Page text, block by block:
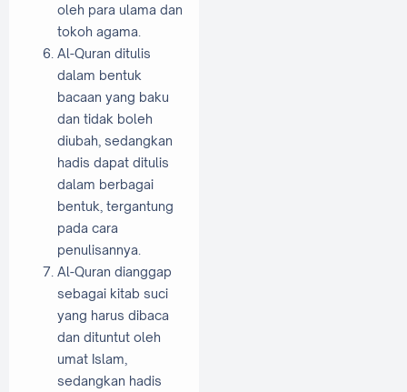
oleh para ulama dan
tokoh agama.
Al-Quran ditulis
dalam bentuk
bacaan yang baku
dan tidak boleh
diubah, sedangkan
hadis dapat ditulis
dalam berbagai
bentuk, tergantung
pada cara
penulisannya.
Al-Quran dianggap
sebagai kitab suci
yang harus dibaca
dan dituntut oleh
umat Islam,
sedangkan hadis